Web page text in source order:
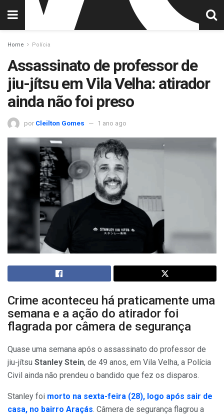
Home Polícia
Assassinato de professor de
jiu-jítsu em Vila Velha: atirador
ainda não foi preso
por Cleilton Gomes 1 ano ago
Crime aconteceu há praticamente uma
semana e a ação do atirador foi
flagrada por câmera de segurança
Quase uma semana após o assassinato do professor de
jiu-jítsu Stanley Stein, de 49 anos, em Vila Velha, a Polícia
Civil ainda não prendeu o bandido que fez os disparos.
Stanley foi morto na sexta-feira (28), logo após sair de
casa, no bairro Araçás. Câmera de segurança flagrou a